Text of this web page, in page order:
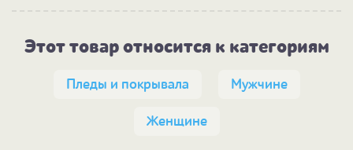
Этот товар относится к категориям
Пледы и покрывала Мужчине
Женщине